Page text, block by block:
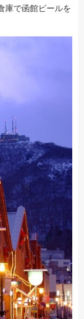
庫で函館ビールを